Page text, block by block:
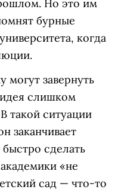
Но это им
бурные
когда
могут завернуть
слишком
такой ситуации
заканчивает
сделать
«не
сад — что-то